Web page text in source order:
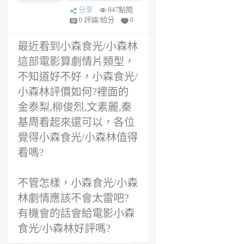
6
年
分享
847點閱
0 評論/給分
0
最近看到小森食光/小森林
這部電影算劇情片類型，
不知道好不好，小森食光/
小森林評價如何?裡面的
金泰梨,柳俊烈,文素麗,秦
基周看起來還可以，各位
覺得小森食光/小森林值得
看嗎?
不管怎樣，小森食光/小森
林劇情應該不會太雷吧?
有機會的話會給電影小森
食光/小森林好評嗎?